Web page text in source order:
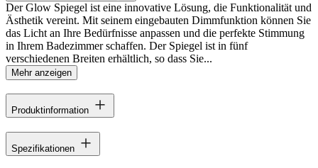
Der Glow Spiegel ist eine innovative Lösung, die Funktionalität und
Ästhetik vereint. Mit seinem eingebauten Dimmfunktion können Sie
das Licht an Ihre Bedürfnisse anpassen und die perfekte Stimmung
in Ihrem Badezimmer schaffen. Der Spiegel ist in fünf
verschiedenen Breiten erhältlich, so dass Sie...
Mehr anzeigen
Produktinformation
Spezifikationen